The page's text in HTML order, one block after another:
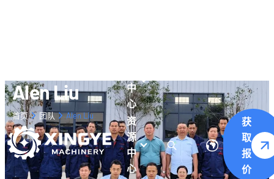
中
心
资
源
中
心
获
取
报
价
Alen Liu
首页 团队 Alen Liu